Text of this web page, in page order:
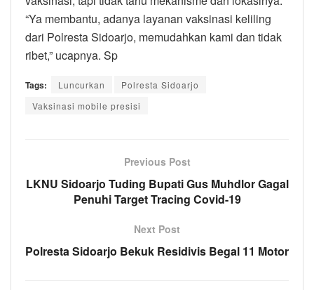
“Ya membantu, adanya layanan vaksinasi keliling
dari Polresta Sidoarjo, memudahkan kami dan tidak
ribet,” ucapnya. Sp
Tags: Luncurkan
Polresta Sidoarjo
Vaksinasi mobile presisi
Previous Post
LKNU Sidoarjo Tuding Bupati Gus Muhdlor Gagal
Penuhi Target Tracing Covid-19
Next Post
Polresta Sidoarjo Bekuk Residivis Begal 11 Motor